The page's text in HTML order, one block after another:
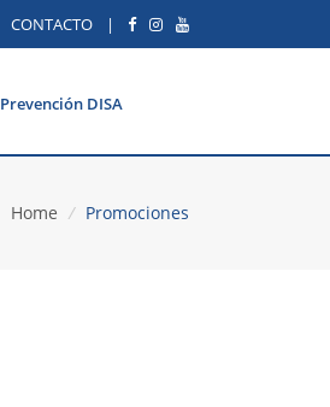
CONTACTO |
Prevención DISA
Home / Promociones